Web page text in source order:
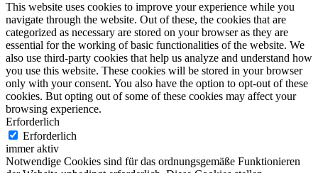
This website uses cookies to improve your experience while you
navigate through the website. Out of these, the cookies that are
categorized as necessary are stored on your browser as they are
essential for the working of basic functionalities of the website. We
also use third-party cookies that help us analyze and understand how
you use this website. These cookies will be stored in your browser
only with your consent. You also have the option to opt-out of these
cookies. But opting out of some of these cookies may affect your
browsing experience.
Erforderlich
Erforderlich
immer aktiv
Notwendige Cookies sind für das ordnungsgemäße Funktionieren